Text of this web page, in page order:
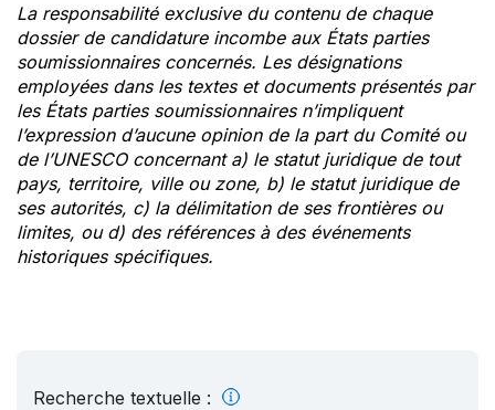
La responsabilité exclusive du contenu de chaque
dossier de candidature incombe aux États parties
soumissionnaires concernés. Les désignations
employées dans les textes et documents présentés par
les États parties soumissionnaires n’impliquent
l’expression d’aucune opinion de la part du Comité ou
de l’UNESCO concernant a) le statut juridique de tout
pays, territoire, ville ou zone, b) le statut juridique de
ses autorités, c) la délimitation de ses frontières ou
limites, ou d) des références à des événements
historiques spécifiques.
Recherche textuelle :